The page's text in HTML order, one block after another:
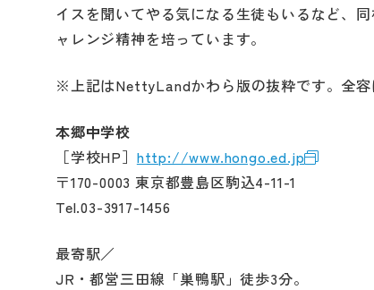
イスを聞いてやる気になる生徒もいるなど、
ャレンジ精神を培っています。
※上記はNettyLandかわら版の抜粋です。全容
本郷中学校
［学校HP］ http://www.hongo.ed.jp
〒170-0003 東京都豊島区駒込4-11-1
Tel.03-3917-1456
最寄駅／
JR・都営三田線「巣鴨駅」徒歩3分。